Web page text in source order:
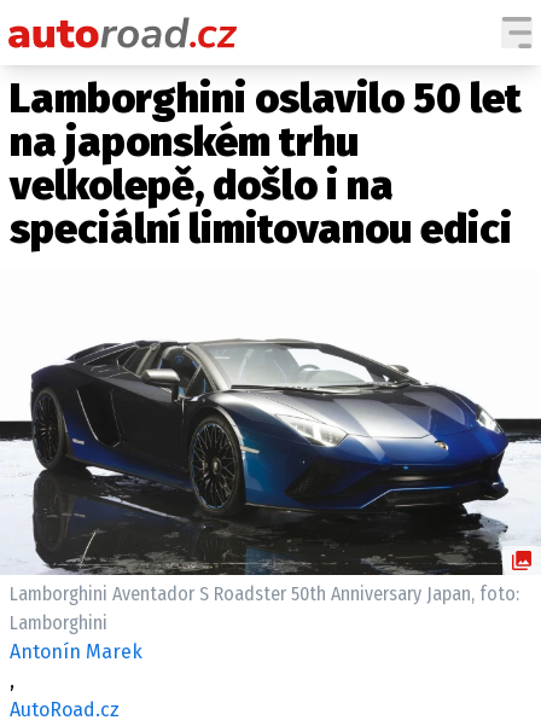
AUTA
TESTY AUT
NOVINKY
EKO
TECHNIKA
EKONOMIKA
ČESKÝ TRH
TUNING
PROFI
ELEKTRO
Lamborghini oslavilo 50 let
na japonském trhu
velkolepě, došlo i na
speciální limitovanou edici
Lamborghini Aventador S Roadster 50th Anniversary Japan, foto:
Lamborghini
Antonín Marek
,
AutoRoad.cz